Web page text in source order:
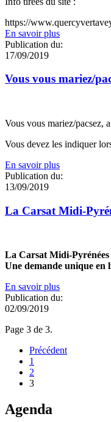
https://
En savoir plus
Publication du:
17/09/2019
Vous vous mariez/
Vous vous mariez/pacsez,
Vous devez les indiquer
En savoir plus
Publication du:
13/09/2019
La Carsat Midi-
La Carsat Midi-
Une demande unique en
En savoir plus
Publication du:
02/09/2019
Page 3 de 3.
Précédent
1
2
3
Agenda